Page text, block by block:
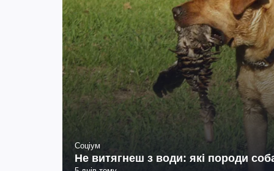
Соціум
Не витягнеш з води: які породи